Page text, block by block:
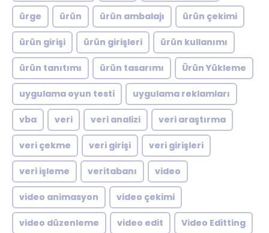
ürge ürün ürün ambalajı ürün çekimi
ürün girişi ürün girişleri ürün kullanımı
ürün tanıtımı ürün tasarımı Ürün Yükleme
uygulama oyun testi uygulama reklamları
vba veri veri analizi veri araştırma
veri çekme veri girişi veri girişleri
veri işleme veritabanı video
video animasyon video çekimi
video düzenleme video edit Video Editting